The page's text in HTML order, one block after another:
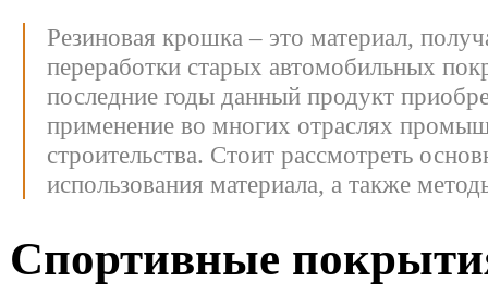
Резиновая крошка – это материал,
переработки старых автомобильных
последние годы данный продукт
применение во многих отраслях
строительства. Стоит рассмотреть
использования материала, а также
Спортивные